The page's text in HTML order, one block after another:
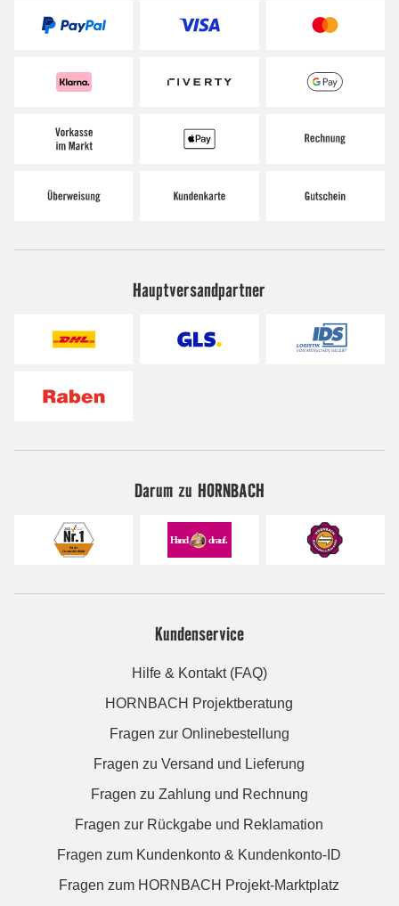
Hauptversandpartner
Darum zu HORNBACH
Kundenservice
Hilfe & Kontakt (FAQ)
HORNBACH Projektberatung
Fragen zur Onlinebestellung
Fragen zu Versand und Lieferung
Fragen zu Zahlung und Rechnung
Fragen zur Rückgabe und Reklamation
Fragen zum Kundenkonto & Kundenkonto-ID
Fragen zum HORNBACH Projekt-Marktplatz